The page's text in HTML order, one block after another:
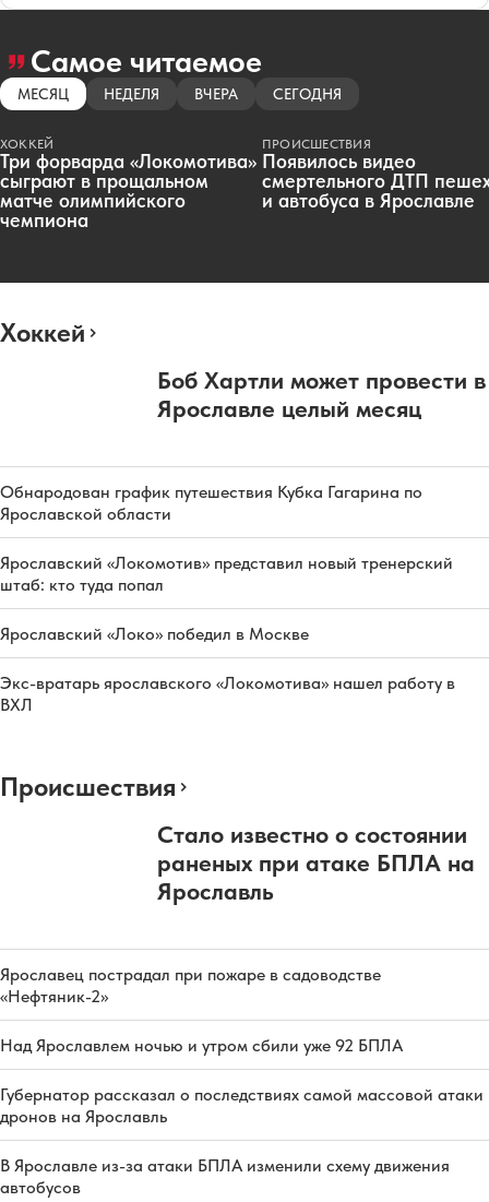
Самое читаемое
МЕСЯЦ НЕДЕЛЯ ВЧЕРА СЕГОДНЯ
ХОККЕЙ
Три форварда «Локомотива»
сыграют в прощальном
матче олимпийского
чемпиона
ПРОИСШЕСТВИЯ
Появилось видео
смертельного ДТП
и автобуса в Ярославле
Хоккей
Боб Хартли может провести в
Ярославле целый месяц
Обнародован график путешествия Кубка Гагарина по
Ярославской области
Ярославский «Локомотив» представил новый тренерский
штаб: кто туда попал
Ярославский «Локо» победил в Москве
Экс-вратарь ярославского «Локомотива» нашел работу в
ВХЛ
Происшествия
Стало известно о состоянии
раненых при атаке БПЛА на
Ярославль
Ярославец пострадал при пожаре в садоводстве
«Нефтяник-2»
Над Ярославлем ночью и утром сбили уже 92 БПЛА
Губернатор рассказал о последствиях самой массовой атаки
дронов на Ярославль
В Ярославле из-за атаки БПЛА изменили схему движения
автобусов